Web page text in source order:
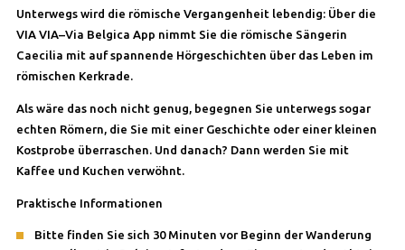
Unterwegs wird die römische Vergangenheit lebendig: Über die
VIA VIA–Via Belgica App nimmt Sie die römische Sängerin
Caecilia mit auf spannende Hörgeschichten über das Leben im
römischen Kerkrade.
Als wäre das noch nicht genug, begegnen Sie unterwegs sogar
echten Römern, die Sie mit einer Geschichte oder einer kleinen
Kostprobe überraschen. Und danach? Dann werden Sie mit
Kaffee und Kuchen verwöhnt.
Praktische Informationen
Bitte finden Sie sich 30 Minuten vor Beginn der Wanderung